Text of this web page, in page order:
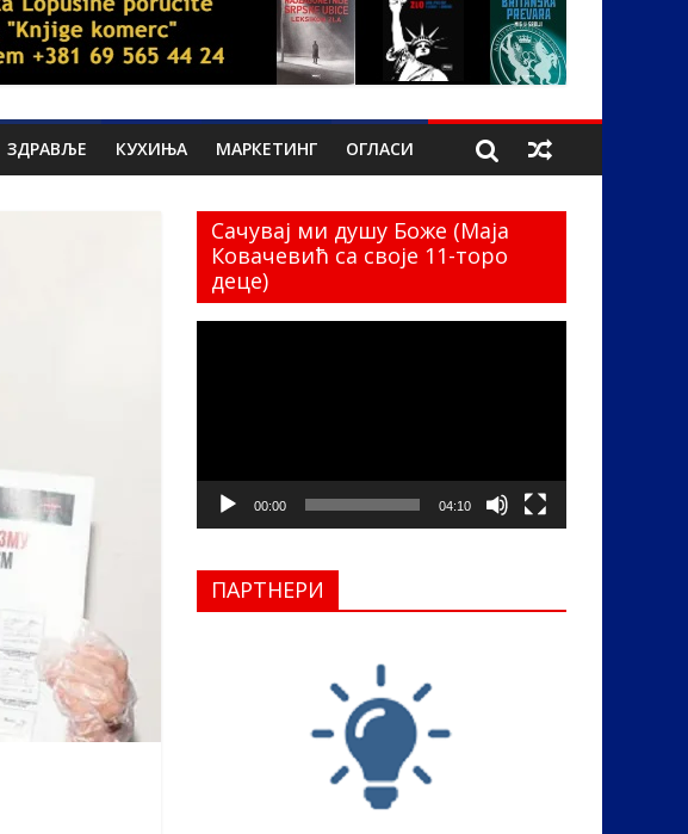
ЗДРАВЉЕ КУХИЊА МАРКЕТИНГ ОГЛАСИ
Сачувај ми душу Боже (Маја
Ковачевић са своје 11-торо
деце)
00:00 04:10
ПАРТНЕРИ